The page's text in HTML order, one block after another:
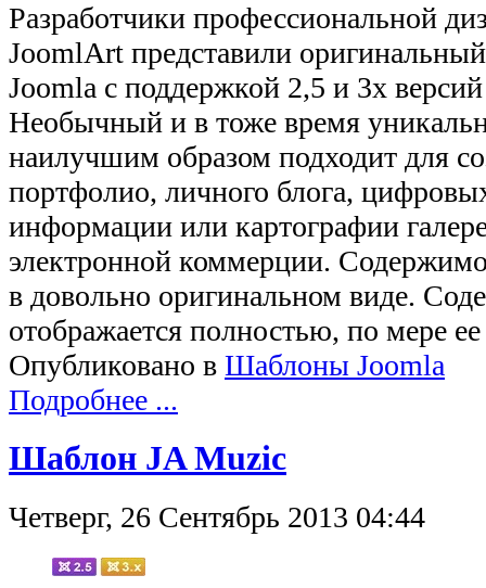
Разработчики профессиональной
JoomlArt представили
Joomla с поддержкой 2,5 и 3x
Необычный и в тоже время
наилучшим образом подходит для
портфолио, личного блога,
информации или картографии
электронной коммерции.
в довольно оригинальном виде.
отображается полностью, по мере
Опубликовано в Шаблоны Joomla
Подробнее ...
Шаблон JA Muzic
Четверг, 26 Сентябрь 2013 04:44